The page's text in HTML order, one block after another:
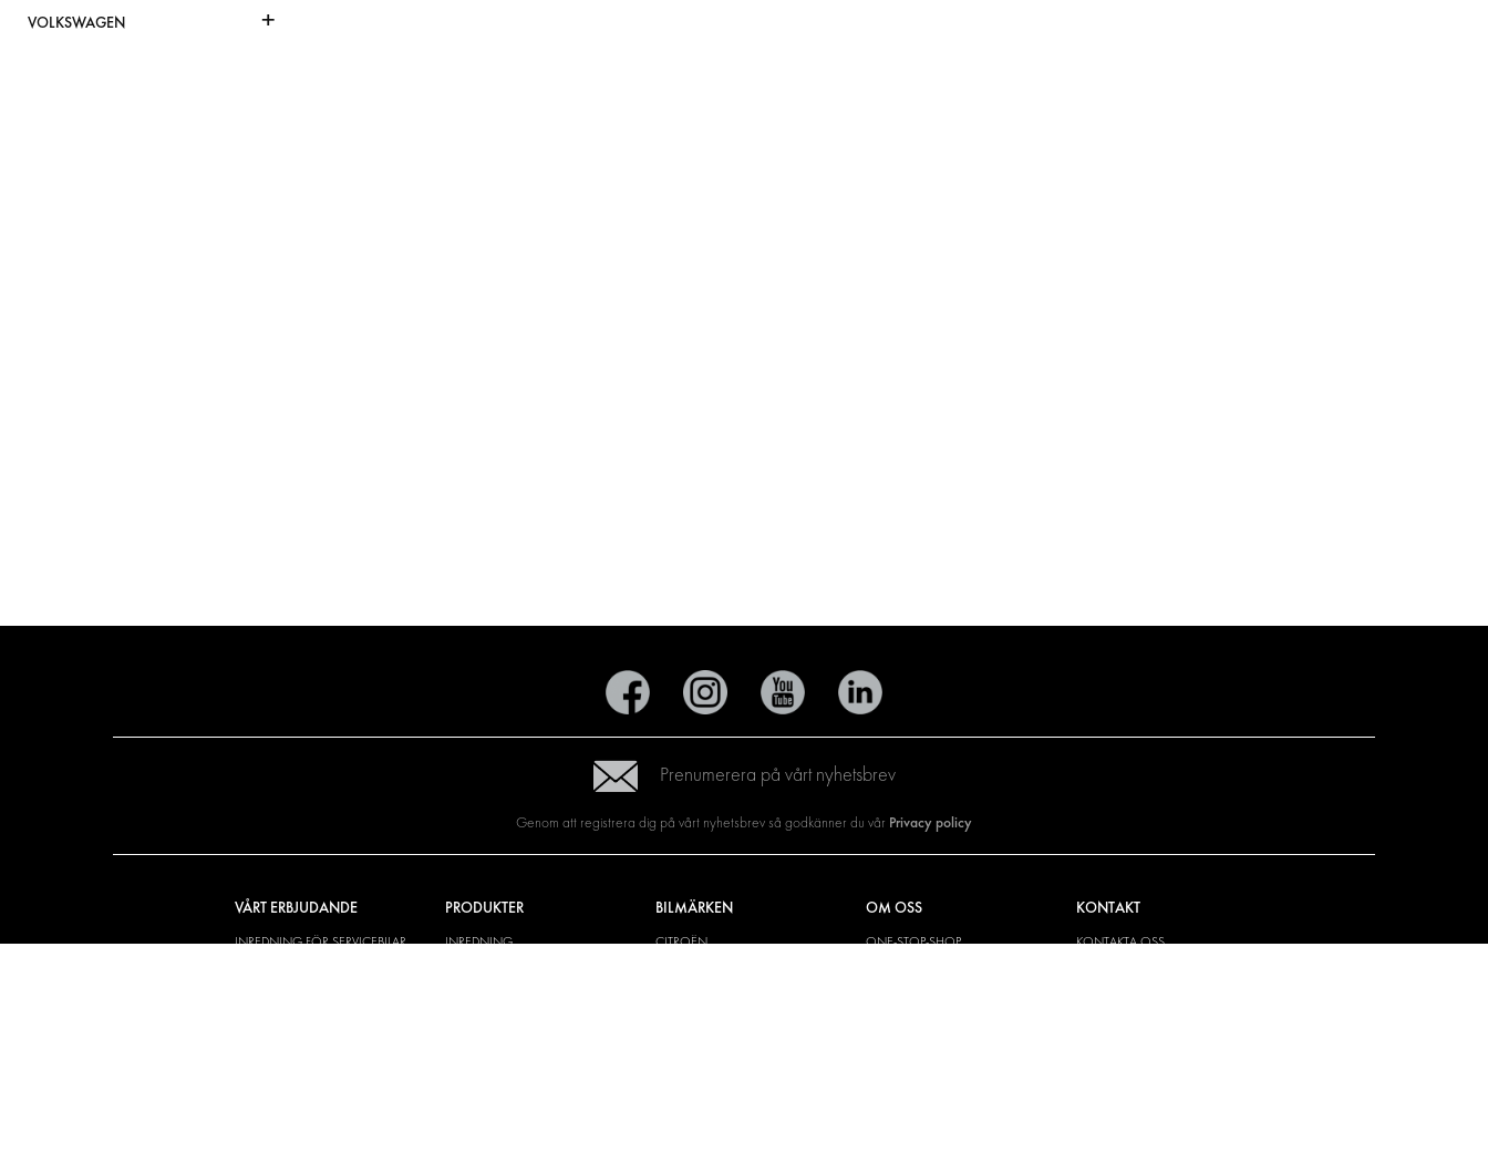
VOLKSWAGEN +
Prenumerera på vårt nyhetsbrev
Genom att registrera dig på vårt nyhetsbrev så godkänner du vår Privacy policy
VÅRT ERBJUDANDE
INREDNING FÖR SERVICEBILAR
PRODUKTER
INREDNING
BILMÄRKEN
CITROËN
OM OSS
ONE-STOP-SHOP
KONTAKT
KONTAKTA OSS